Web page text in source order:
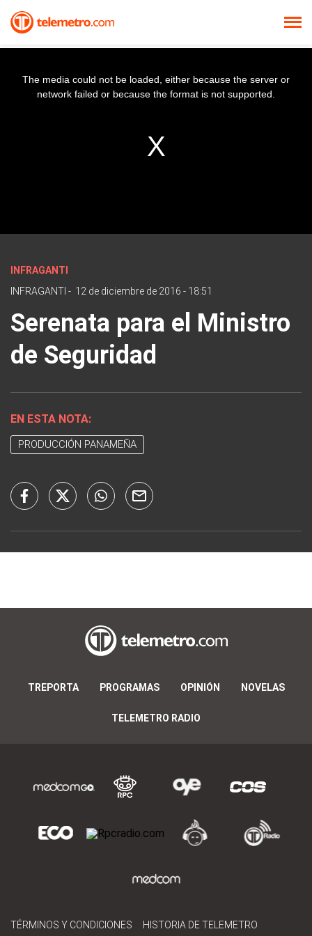
The media could not be loaded, either because the server or
network failed or because the format is not supported.
INFRAGANTI
INFRAGANTI - 12 de diciembre de 2016 - 18:51
Serenata para el Ministro
de Seguridad
EN ESTA NOTA:
PRODUCCIÓN PANAMEÑA
TREPORTA PROGRAMAS OPINIÓN NOVELAS
TELEMETRO RADIO
TÉRMINOS Y CONDICIONES HISTORIA DE TELEMETRO